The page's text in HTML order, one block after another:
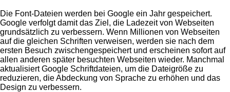
Die Font-Dateien werden bei Google ein Jahr gespeichert.
Google verfolgt damit das Ziel, die Ladezeit von Webseiten
grundsätzlich zu verbessern. Wenn Millionen von Webseiten
auf die gleichen Schriften verweisen, werden sie nach dem
ersten Besuch zwischengespeichert und erscheinen sofort auf
allen anderen später besuchten Webseiten wieder. Manchmal
aktualisiert Google Schriftdateien, um die Dateigröße zu
reduzieren, die Abdeckung von Sprache zu erhöhen und das
Design zu verbessern.